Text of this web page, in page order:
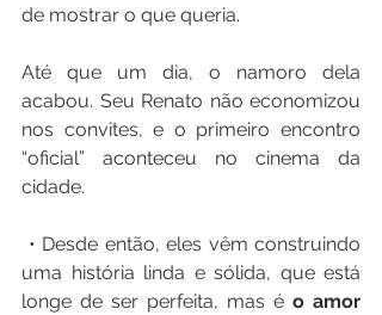
de mostrar o que queria.
Até que um dia, o namoro dela
acabou. Seu Renato não economizou
nos convites, e o primeiro encontro
“oficial” aconteceu no cinema da
cidade.
uma história linda e sólida, que está
longe de ser perfeita, mas é o amor